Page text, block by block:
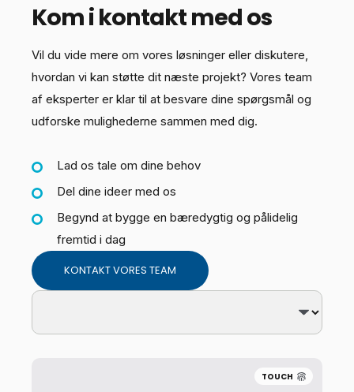
Kom i kontakt med os
Vil du vide mere om vores løsninger eller diskutere,
hvordan vi kan støtte dit næste projekt? Vores team
af eksperter er klar til at besvare dine spørgsmål og
udforske mulighederne sammen med dig.
Lad os tale om dine behov
Del dine ideer med os
Begynd at bygge en bæredygtig og pålidelig
fremtid i dag
KONTAKT VORES TEAM
TOUCH